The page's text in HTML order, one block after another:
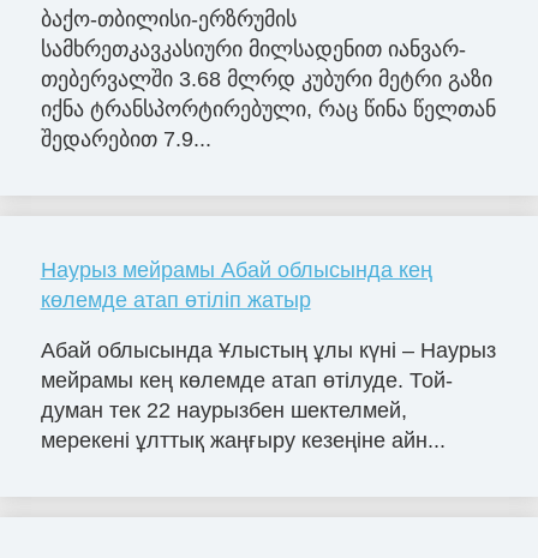
ბაქო-თბილისი-ერზრუმის
სამხრეთკავკასიური მილსადენით იანვარ-
თებერვალში 3.68 მლრდ კუბური მეტრი გაზი
იქნა ტრანსპორტირებული, რაც წინა წელთან
შედარებით 7.9...
Наурыз мейрамы Абай облысында кең
көлемде атап өтіліп жатыр
Абай облысында Ұлыстың ұлы күні – Наурыз
мейрамы кең көлемде атап өтілуде. Той-
думан тек 22 наурызбен шектелмей,
мерекені ұлттық жаңғыру кезеңіне айн...